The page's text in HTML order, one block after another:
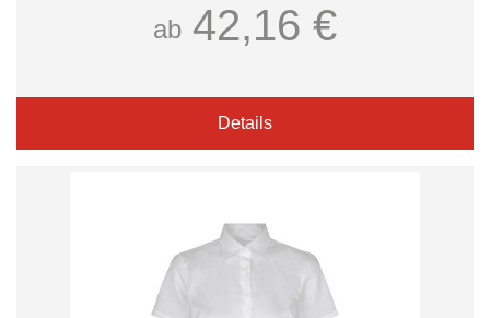
ab 42,16 €
Details